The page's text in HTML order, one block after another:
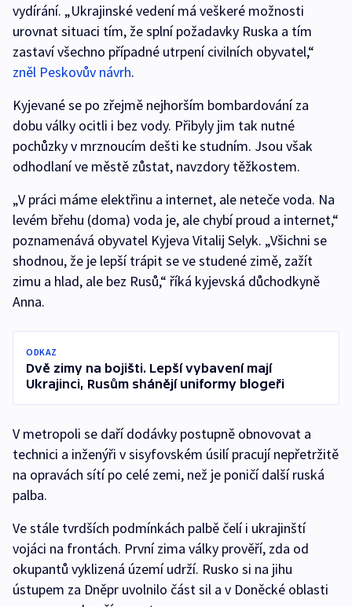
vydírání. „Ukrajinské vedení má veškeré možnosti
urovnat situaci tím, že splní požadavky Ruska a tím
zastaví všechno případné utrpení civilních obyvatel,“
zněl Peskovův návrh.
Kyjevané se po zřejmě nejhorším bombardování za
dobu války ocitli i bez vody. Přibyly jim tak nutné
pochůzky v mrznoucím dešti ke studním. Jsou však
odhodlaní ve městě zůstat, navzdory těžkostem.
„V práci máme elektřinu a internet, ale neteče voda. Na
levém břehu (doma) voda je, ale chybí proud a internet,“
poznamenává obyvatel Kyjeva Vitalij Selyk. „Všichni se
shodnou, že je lepší trápit se ve studené zimě, zažít
zimu a hlad, ale bez Rusů,“ říká kyjevská důchodkyně
Anna.
ODKAZ
Dvě zimy na bojišti. Lepší vybavení mají
Ukrajinci, Rusům shánějí uniformy blogeři
V metropoli se daří dodávky postupně obnovovat a
technici a inženýři v sisyfovském úsilí pracují nepřetržitě
na opravách sítí po celé zemi, než je poničí další ruská
palba.
Ve stále tvrdších podmínkách palbě čelí i ukrajinští
vojáci na frontách. První zima války prověří, zda od
okupantů vyklizená území udrží. Rusko si na jihu
ústupem za Dněpr uvolnilo část sil a v Doněcké oblasti